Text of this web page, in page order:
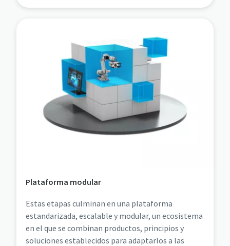
Plataforma modular
Estas etapas culminan en una plataforma
estandarizada, escalable y modular, un ecosistema
en el que se combinan productos, principios y
soluciones establecidos para adaptarlos a las